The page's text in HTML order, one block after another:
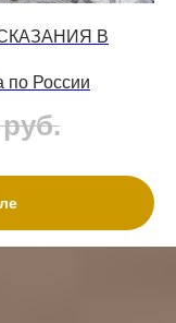
СКАЗАНИЯ В
по России
руб.